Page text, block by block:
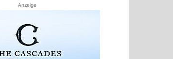
Anzeige